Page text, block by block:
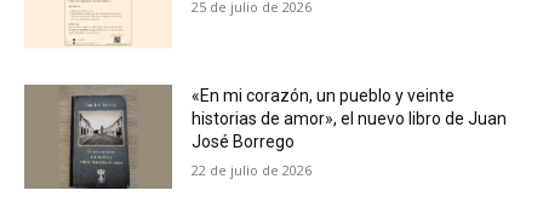
25 de julio de 2026
«En mi corazón, un pueblo y veinte
historias de amor», el nuevo libro de Juan
José Borrego
22 de julio de 2026